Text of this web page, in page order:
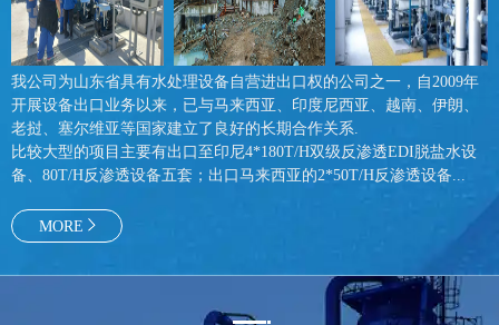
我公司为山东省具有水处理设备自营进出口权的公司之一，自2009年
开展设备出口业务以来，已与马来西亚、印度尼西亚、越南、伊朗、
老挝、塞尔维亚等国家建立了良好的长期合作关系.
比较大型的项目主要有出口至印尼4*180T/H双级反渗透EDI脱盐水设
备、80T/H反渗透设备五套；出口马来西亚的2*50T/H反渗透设备...
MORE